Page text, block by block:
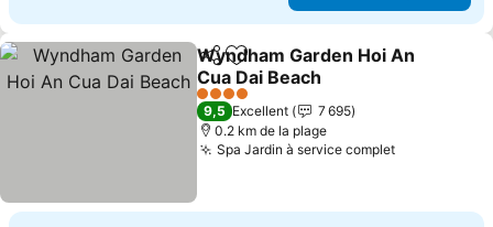
PartagerAjouter à mes favoris
Wyndham Garden Hoi An
Cua Dai Beach
4 Étoiles
9,5 Excellent
7 695
0.2 km de la plage
Spa Jardin à service complet